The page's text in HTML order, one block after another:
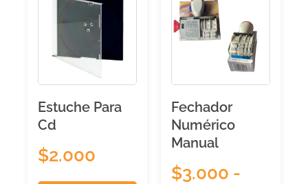
Estuche Para
Cd
$2.000
Fechador
Numérico
Manual
$3.000 -